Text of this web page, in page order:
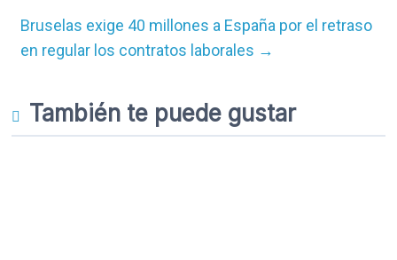
Bruselas exige 40 millones a España por el retraso
en regular los contratos laborales →
También te puede gustar